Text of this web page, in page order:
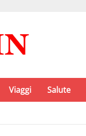
Viaggi Salute